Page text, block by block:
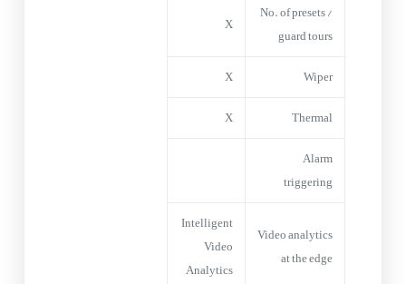
No. of presets /
guard tours
X
Wiper
X
Thermal
X
Alarm
triggering
Video analytics
at the edge
Intelligent
Video
Analytics